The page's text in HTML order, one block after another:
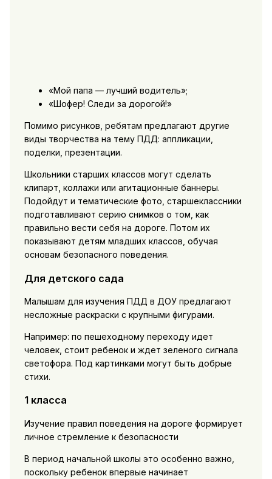
«Мой папа — лучший водитель»;
«Шофер! Следи за дорогой!»
Помимо рисунков, ребятам предлагают другие
виды творчества на тему ПДД: аппликации,
поделки, презентации.
Школьники старших классов могут сделать
клипарт, коллажи или агитационные баннеры.
Подойдут и тематические фото, старшеклассники
подготавливают серию снимков о том, как
правильно вести себя на дороге. Потом их
показывают детям младших классов, обучая
основам безопасного поведения.
Для детского сада
Малышам для изучения ПДД в ДОУ предлагают
несложные раскраски с крупными фигурами.
Например: по пешеходному переходу идет
человек, стоит ребенок и ждет зеленого сигнала
светофора. Под картинками могут быть добрые
стихи.
1 класса
Изучение правил поведения на дороге формирует
личное стремление к безопасности
В период начальной школы это особенно важно,
поскольку ребенок впервые начинает